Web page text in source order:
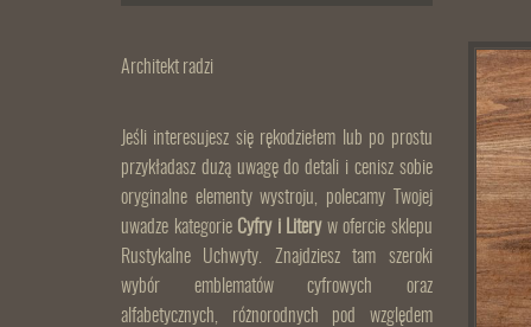
Architekt radzi
Jeśli interesujesz się rękodziełem lub po prostu
przykładasz dużą uwagę do detali i cenisz sobie
oryginalne elementy wystroju, polecamy Twojej
uwadze kategorie Cyfry i Literyw ofercie sklepu
Rustykalne Uchwyty. Znajdziesz tam szeroki
wybór emblematów cyfrowych oraz
alfabetycznych, różnorodnych pod względem